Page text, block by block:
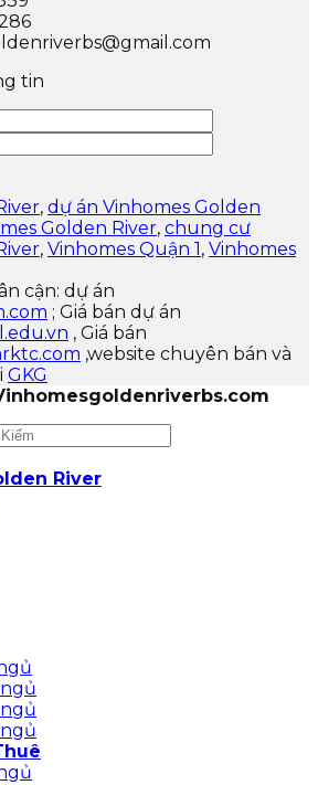
tin
, dự án Vinhomes Golden
Golden River, chung cư
, Vinhomes Quận 1, Vinhomes
cận: dự án
; Giá bán dự án
, Giá bán
,website chuyên bán và
GKG
River